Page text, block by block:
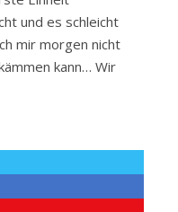
und es schleicht
mir morgen nicht
kann… Wir